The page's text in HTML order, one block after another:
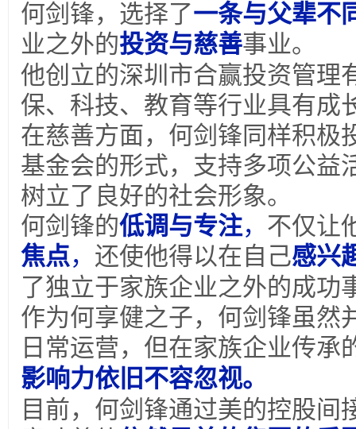
何剑锋，选择了一条与父辈不
业之外的投资与慈善事业。
他创立的深圳市合赢投资管理
保、科技、教育等行业具有成
在慈善方面，何剑锋同样积极
基金会的形式，支持多项公益
树立了良好的社会形象。
何剑锋的低调与专注， 不仅让
焦点， 还使他得以在自己感兴
了独立于家族企业之外的成功
作为何享健之子，何剑锋虽然
日常运营，但在家族企业传承
影响力依旧不容忽视。
目前，何剑锋通过美的控股间